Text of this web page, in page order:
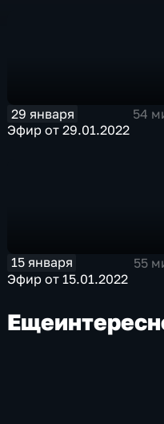
29 января
54
Эфир от 29.01.2022
15 января
55
Эфир от 15.01.2022
Еще